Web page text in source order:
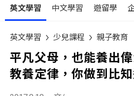
英文學習 中文學習 遊留學
英文學習 少兒課程 親子教育
平凡父母，也能養出
教養定律，你做到比